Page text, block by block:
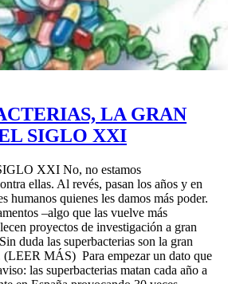
LA GRAN
SIGLO XXI
XXI No, no estamos
ellas. Al revés, pasan los años y en
humanos quienes les damos más poder.
–algo que las vuelve más
proyectos de investigación a gran
duda las superbacterias son la gran
MÁS) Para empezar un dato que
las superbacterias matan cada año a